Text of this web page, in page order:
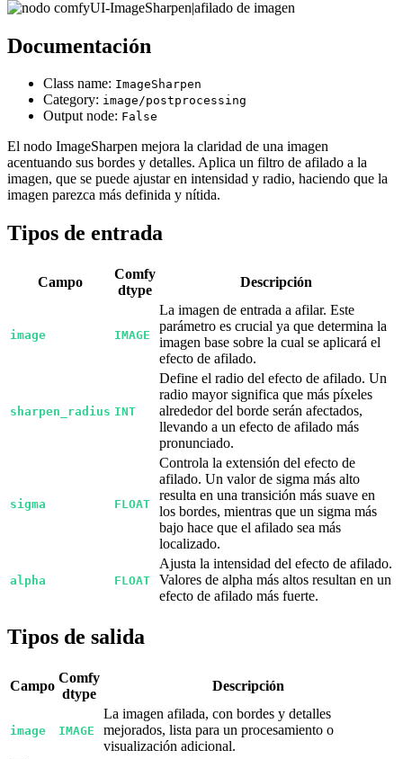
Documentación
Class name: ImageSharpen
Category: image/postprocessing
Output node: False
El nodo ImageSharpen mejora la claridad de una imagen
acentuando sus bordes y detalles. Aplica un filtro de afilado a la
imagen, que se puede ajustar en intensidad y radio, haciendo que la
imagen parezca más definida y nítida.
Tipos de entrada
Campo
Comfy
dtype
Descripción
image IMAGE
La imagen de entrada a afilar. Este
parámetro es crucial ya que determina la
imagen base sobre la cual se aplicará el
efecto de afilado.
sharpen_radius INT
Define el radio del efecto de afilado. Un
radio mayor significa que más píxeles
alrededor del borde serán afectados,
llevando a un efecto de afilado más
pronunciado.
sigma FLOAT
Controla la extensión del efecto de
afilado. Un valor de sigma más alto
resulta en una transición más suave en
los bordes, mientras que un sigma más
bajo hace que el afilado sea más
localizado.
alpha FLOAT
Ajusta la intensidad del efecto de afilado.
Valores de alpha más altos resultan en un
efecto de afilado más fuerte.
Tipos de salida
Campo
Comfy
dtype
Descripción
image IMAGE
La imagen afilada, con bordes y detalles
mejorados, lista para un procesamiento o
visualización adicional.